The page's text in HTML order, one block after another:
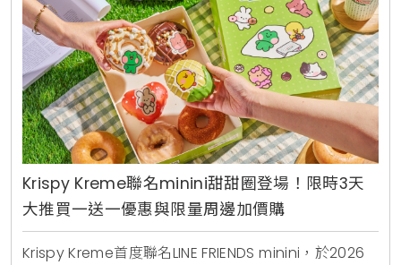
Krispy Kreme聯名minini甜甜圈登場！限時3天
大推買一送一優惠與限量周邊加價購
Krispy Kreme首度聯名LINE FRIENDS minini，於2026